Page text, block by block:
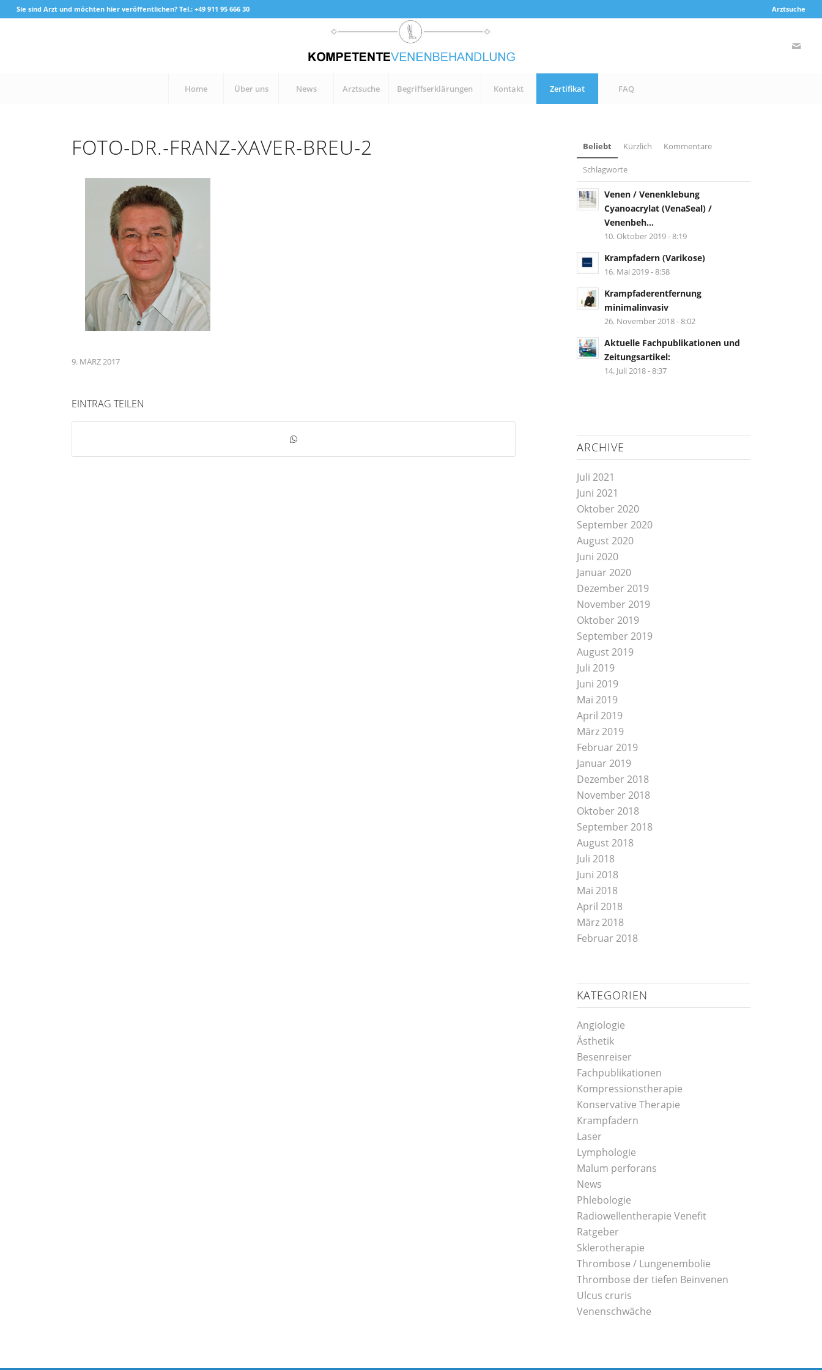
Arztsuche
Sie sind Arzt und möchten hier veröffentlichen? Tel.: +49 911 95 666 30
Home Über uns News Arztsuche Begriffserklärungen Kontakt Zertifikat FAQ
FOTO-DR.-FRANZ-XAVER-BREU-2
9. MÄRZ 2017
EINTRAG TEILEN
Beliebt Kürzlich Kommentare
Schlagworte
Venen / Venenklebung
Cyanoacrylat (VenaSeal) /
Venenbeh...
10. Oktober 2019 - 8:19
Krampfadern (Varikose)
16. Mai 2019 - 8:58
Krampfaderentfernung
minimalinvasiv
26. November 2018 - 8:02
Aktuelle Fachpublikationen und
Zeitungsartikel:
14. Juli 2018 - 8:37
ARCHIVE
Juli 2021
Juni 2021
Oktober 2020
September 2020
August 2020
Juni 2020
Januar 2020
Dezember 2019
November 2019
Oktober 2019
September 2019
August 2019
Juli 2019
Juni 2019
Mai 2019
April 2019
März 2019
Februar 2019
Januar 2019
Dezember 2018
November 2018
Oktober 2018
September 2018
August 2018
Juli 2018
Juni 2018
Mai 2018
April 2018
März 2018
Februar 2018
KATEGORIEN
Angiologie
Ästhetik
Besenreiser
Fachpublikationen
Kompressionstherapie
Konservative Therapie
Krampfadern
Laser
Lymphologie
Malum perforans
News
Phlebologie
Radiowellentherapie Venefit
Ratgeber
Sklerotherapie
Thrombose / Lungenembolie
Thrombose der tiefen Beinvenen
Ulcus cruris
Venenschwäche